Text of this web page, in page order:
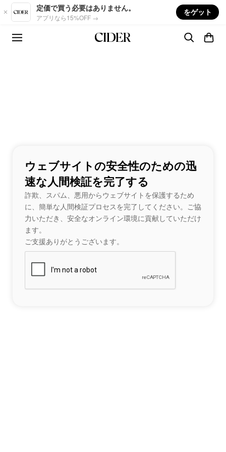
Skip to main content
定価で買う必要はありません。
アプリなら15%OFF →
をゲット
ウェブサイトの安全性のための迅
速な人間検証を完了する
詐欺、スパム、悪用からウェブサイトを保護するため
に、簡単な人間検証プロセスを完了してください。ご協
力いただき、安全なオンライン環境に貢献していただけ
ます。
ご支援ありがとうございます。